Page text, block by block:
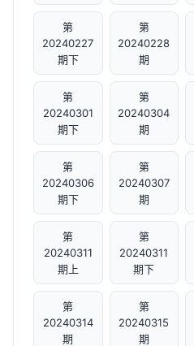
第
20240227
期下
第
20240228
期
第
20240301
期下
第
20240304
期
第
20240306
期下
第
20240307
期
第
20240311
期上
第
20240311
期下
第
20240314
期
第
20240315
期